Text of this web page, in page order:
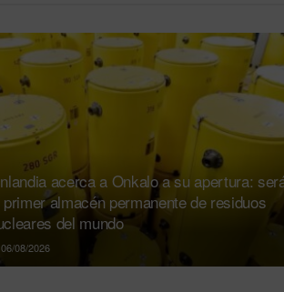
acerca a Onkalo a su apertura:
primer almacén permanente de residuos
del mundo
06/08/2026